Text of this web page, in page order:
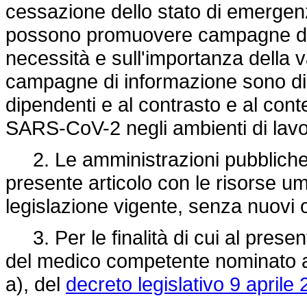
cessazione dello stato di
possono promuovere campagne
necessità e sull'importanza della
campagne di informazione sono
dipendenti e al contrasto e al
SARS-CoV-2 negli ambienti di
2. Le amministrazioni
presente articolo con le risorse
legislazione vigente, senza nuovi
3. Per le finalità di cui al
del medico competente
a), del decreto legislativo 9 aprile